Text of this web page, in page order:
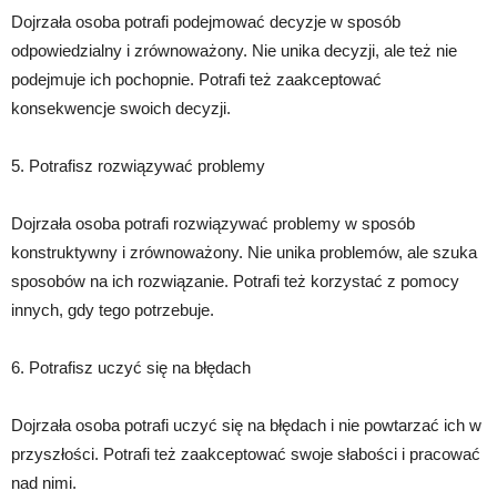
Dojrzała osoba potrafi podejmować decyzje w sposób
odpowiedzialny i zrównoważony. Nie unika decyzji, ale też nie
podejmuje ich pochopnie. Potrafi też zaakceptować
konsekwencje swoich decyzji.
5. Potrafisz rozwiązywać problemy
Dojrzała osoba potrafi rozwiązywać problemy w sposób
konstruktywny i zrównoważony. Nie unika problemów, ale szuka
sposobów na ich rozwiązanie. Potrafi też korzystać z pomocy
innych, gdy tego potrzebuje.
6. Potrafisz uczyć się na błędach
Dojrzała osoba potrafi uczyć się na błędach i nie powtarzać ich w
przyszłości. Potrafi też zaakceptować swoje słabości i pracować
nad nimi.